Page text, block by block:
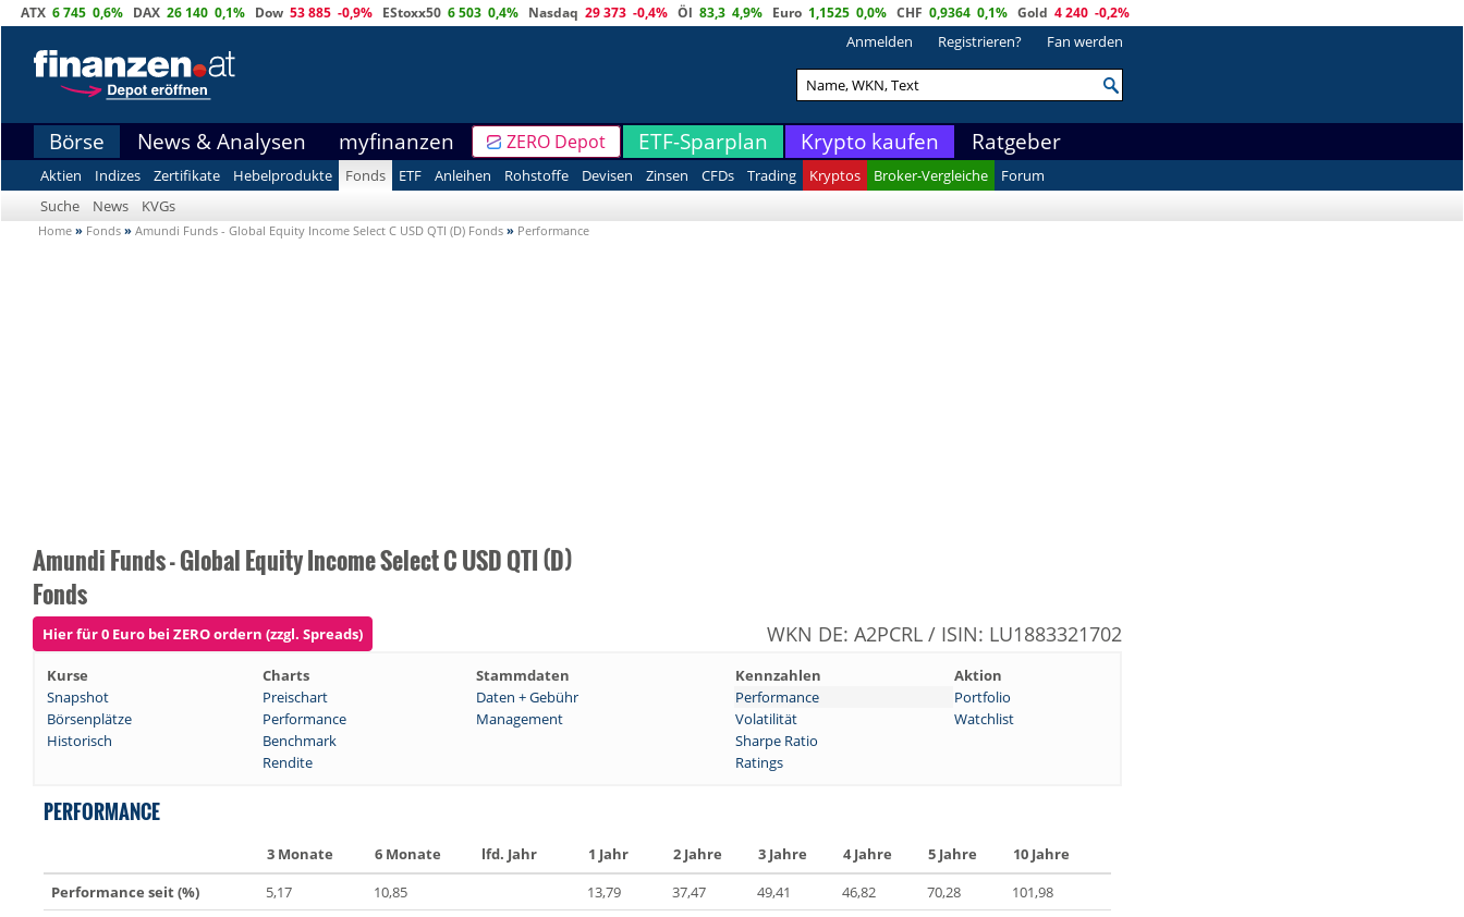
ATX 6 745 0,6% DAX 26 140 0,1% Dow 53 885 -0,9% EStoxx50 6 503 0,4% Nasdaq 29 373 -0,4% Öl 83,3 4,9% Euro 1,1525 0,0% CHF 0,9364 0,1% Gold 4 240 -0,2%
Anmelden Registrieren? Fan werden
Börse News & Analysen myfinanzen ZERO Depot ETF-Sparplan Krypto kaufen Ratgeber
Aktien Indizes Zertifikate Hebelprodukte Fonds ETF Anleihen Rohstoffe Devisen Zinsen CFDs Trading Kryptos Broker-Vergleiche
Forum
Suche
News KVGs
Home » Fonds » Amundi Funds - Global Equity Income Select C USD QTI (D) Fonds » Performance
Amundi Funds - Global Equity Income Select C USD QTI (D)
Fonds
Hier für 0 Euro bei ZERO ordern (zzgl. Spreads) WKN DE: A2PCRL / ISIN: LU1883321702
Kurse Charts Stammdaten Kennzahlen
Aktion
Snapshot
Preischart Daten + Gebühr Performance
Portfolio
Börsenplätze
Performance Management Volatilität
Watchlist
Historisch
Benchmark
Sharpe Ratio
Rendite
Ratings
PERFORMANCE
3 Monate 6 Monate lfd. Jahr 1 Jahr 2 Jahre 3 Jahre 4 Jahre 5 Jahre
10 Jahre
Performance seit (%)
5,17 10,85 13,79 37,47 49,41 46,82 70,28
101,98